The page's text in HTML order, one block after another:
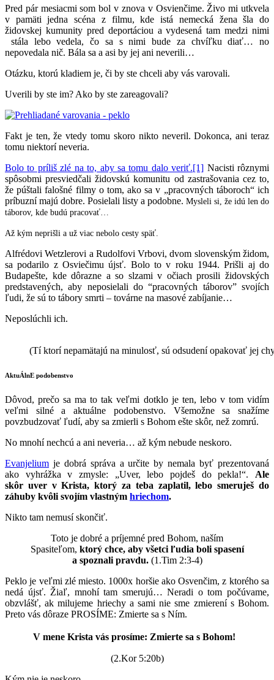
Pred pár mesiacmi som bol v znova v Osvienčime. Živo mi utkvela
v pamäti jedna scéna z filmu, kde istá nemecká žena šla do
židovskej kumunity pred deportáciou a vydesená tam medzi nimi
stála lebo vedela, čo sa s nimi bude za chvíľku diať… no
nepovedala nič. Bála sa a asi by jej ani neverili…
Otázku, ktorú kladiem je, či by ste chceli aby vás varovali.
Uverili by ste im? Ako by ste zareagovali?
Fakt je ten, že vtedy tomu skoro nikto neveril. Dokonca, ani teraz
tomu niektorí neveria.
Bolo to príliš zlé na to, aby sa tomu dalo veriť.[1] Nacisti rôznymi
spôsobmi presviedčali židovskú komunitu od zastrašovania cez to,
že púštali falošné filmy o tom, ako sa v „pracovných táboroch“ ich
príbuzní majú dobre. Posielali listy a podobne. Mysleli si, že idú len do
táborov, kde budú pracovať…
Až kým neprišli a už viac nebolo cesty späť.
Alfrédovi Wetzlerovi a Rudolfovi Vrbovi, dvom slovenským židom,
sa podarilo z Osviečimu újsť. Bolo to v roku 1944. Prišli aj do
Budapešte, kde dôrazne a so slzami v očiach prosili židovských
predstavených, aby neposielali do “pracovných táborov” svojích
ľudi, že sú to tábory smrti – továrne na masové zabíjanie…
Neposlúchli ich.
(Tí ktorí nepamätajú na minulosť, sú odsudení opakovať jej
AktuÁlnE podobenstvo
Dôvod, prečo sa ma to tak veľmi dotklo je ten, lebo v tom vidím
veľmi silné a aktuálne podobenstvo. Všemožne sa snažíme
povzbudzovať ľudí, aby sa zmierli s Bohom ešte skôr, než zomrú.
No mnohí nechcú a ani neveria… až kým nebude neskoro.
Evanjelium je dobrá správa a určite by nemala byť prezentovaná
ako vyhrážka v zmysle: „Uver, lebo pojdeš do pekla!“. Ale
skôr uver v Krista, ktorý za teba zaplatil, lebo smeruješ do
záhuby kvôli svojím vlastným hriechom.
Nikto tam nemusí skončiť.
Toto je dobré a príjemné pred Bohom, naším
Spasiteľom, ktorý chce, aby všetci ľudia boli spasení
a spoznali pravdu.(1.Tim 2:3-4)
Peklo je veľmi zlé miesto. 1000x horšie ako Osvenčim, z ktorého sa
nedá újsť. Žiaľ, mnohí tam smerujú… Neradi o tom počúvame,
obzvlášť, ak milujeme hriechy a sami nie sme zmierení s Bohom.
Preto vás dôraze PROSÍME: Zmierte sa s Ním.
V mene Krista vás prosíme: Zmierte sa s Bohom!
(2.Kor 5:20b)